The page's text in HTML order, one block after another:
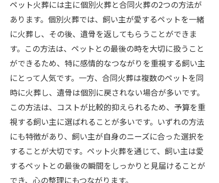
家族と一緒に歩むペット火葬のプロセス
思い出の品を取り入れたペット火葬
ペット火葬を通じた家族との絆の強化
ペット火葬後の思い出を共有する方法
ペット火葬で思い出を形に残すための工夫
ペット火葬とともに進む未来への一歩
ペット火葬がもたらす新たな生活へのステ
ップ
未来を考えるためのペット火葬の意義
ペット火葬で得られる新たな視点
ペット火葬後の生活再建のヒント
ペット火葬には主に個別火葬と合同火葬の2つの方法が
あります。個別火葬では、飼い主が愛するペットを一緒
に火葬し、その後、遺骨を返してもらうことができま
す。この方法は、ペットとの最後の時を大切に扱うこと
ができるため、特に感情的なつながりを重視する飼い主
にとって人気です。一方、合同火葬は複数のペットを同
時に火葬し、遺骨は個別に戻されない場合が多いです。
この方法は、コストが比較的抑えられるため、予算を重
視する飼い主に選ばれることが多いです。いずれの方法
にも特徴があり、飼い主が自身のニーズに合った選択を
することが大切です。ペット火葬を通じて、飼い主は愛
するペットとの最後の瞬間をしっかりと見届けることが
でき、心の整理にもつながります。